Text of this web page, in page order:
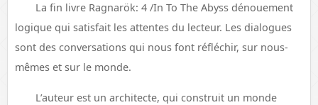
La fin livre Ragnarök: 4 /In To The Abyss dénouement
logique qui satisfait les attentes du lecteur. Les dialogues
sont des conversations qui nous font réfléchir, sur nous-
mêmes et sur le monde.
L’auteur est un architecte, qui construit un monde